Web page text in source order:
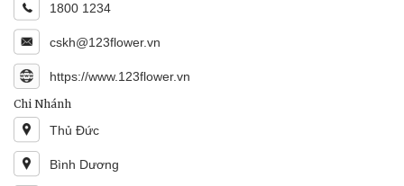
1800 1234
cskh@123flower.vn
https://www.123flower.vn
Chi Nhánh
Thủ Đức
Bình Dương